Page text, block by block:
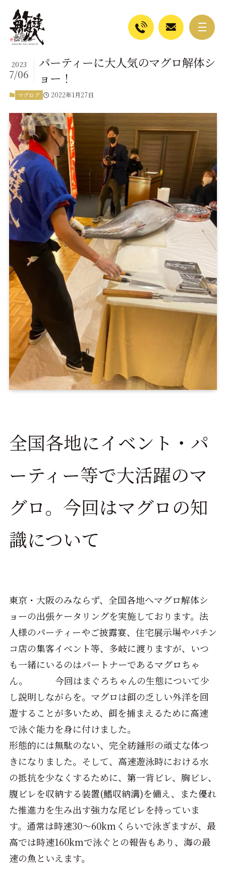
パーティーに大人気のマグロ解体シ
ョー！
2023
7/06
マグログ 2022年1月27日
全国各地にイベント・パ
ーティー等で大活躍のマ
グロ。今回はマグロの知
識について
東京・大阪のみならず、全国各地へマグロ解体シ
ョーの出張ケータリングを実施しております。法
人様のパーティーやご披露宴、住宅展示場やパチン
コ店の集客イベント等、多岐に渡りますが、いつ
も一緒にいるのはパートナーであるマグロちゃ
ん。 今回はまぐろちゃんの生態について少
し説明しながらを。マグロは餌の乏しい外洋を回
遊することが多いため、餌を捕まえるために高速
で泳ぐ能力を身に付けました。
形態的には無駄のない、完全紡錘形の頑丈な体つ
きになりました。そして、高速遊泳時における水
の抵抗を少なくするために、第一背ビレ、胸ビレ、
腹ビレを収納する装置(鰭収納溝)を備え、また優れ
た推進力を生み出す強力な尾ビレを持っていま
す。通常は時速30～60kmくらいで泳ぎますが、最
高では時速160kmで泳ぐとの報告もあり、海の最
速の魚といえます。